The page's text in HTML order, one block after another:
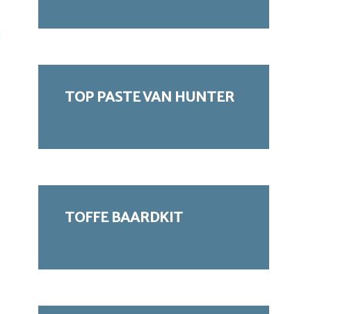
TOP PASTE VAN HUNTER
TOFFE BAARDKIT